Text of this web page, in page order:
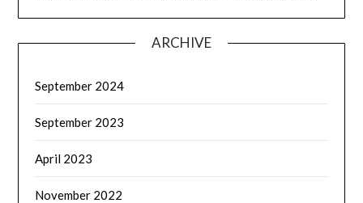
ARCHIVE
September 2024
September 2023
April 2023
November 2022